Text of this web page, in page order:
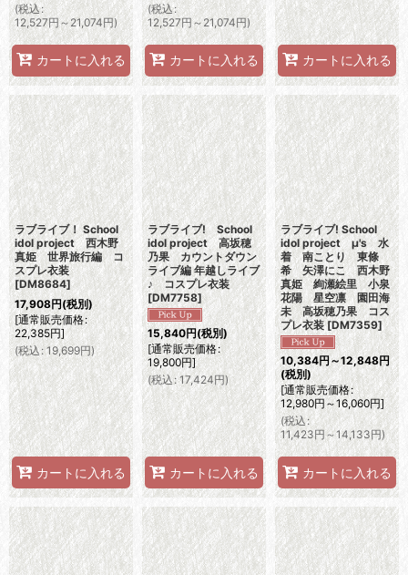
(税込:
12,527円～21,074円)
カートに入れる
(税込:
12,527円～21,074円)
カートに入れる カートに入れる
ラブライブ！ School
idol project 西木野
真姫 世界旅行編 コ
スプレ衣装
[DM8684]
17,908円(税別)
[通常販売価格:
22,385円]
(税込 : 19,699円)
カートに入れる
ラブライブ! School
idol project 高坂穂
乃果 カウントダウン
ライブ編 年越しライブ
♪ コスプレ衣装
[DM7758]
15,840円(税別)
[通常販売価格:
19,800円]
(税込: 17,424円)
カートに入れる
ラブライブ! School
idol project μ's 水
着 南ことり 東條
希 矢澤にこ 西木野
真姫 絢瀬絵里 小泉
花陽 星空凛 園田海
未 高坂穂乃果 コス
プレ衣装 [DM7359]
10,384円～12,848円
(税別)
[通常販売価格:
12,980円～16,060円]
(税込:
11,423円～14,133円)
カートに入れる